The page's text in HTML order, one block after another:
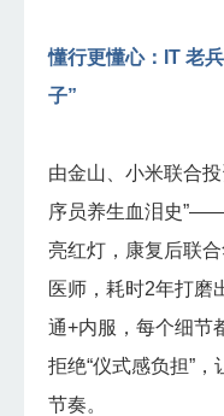
懂行更懂心：IT 老
子”
由金山、小米联合
序员养生血泪史
亮红灯，康复后联
医师，耗时2年打磨
通+内服，每个细节
拒绝“仪式感负担”
节奏。